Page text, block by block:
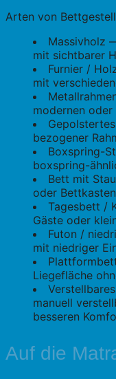
Arten von
Massivholz
mit sichtbarer
Furnier /
mit
modernen
bezogener
Boxspring-
boxspring-
Bett mit
oder
Tagesbett /
Gäste oder
Futon /
mit niedriger
Liegefläche
manuell
besseren
Auf die